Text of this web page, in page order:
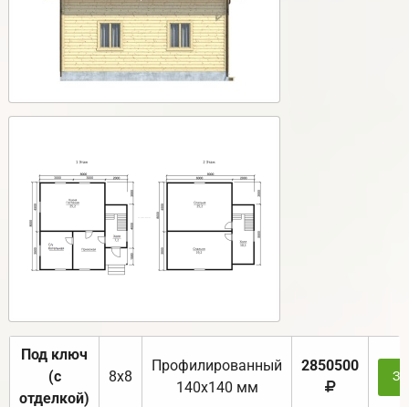
Под ключ
(с
отделкой)
8х8
Профилированный
140х140 мм
2850500